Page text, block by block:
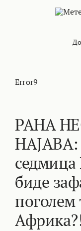
Error9
РАНА
НАЈАВА:
седмица
биде
поголем